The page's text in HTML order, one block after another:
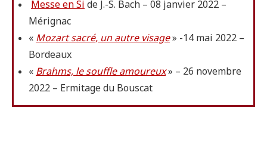
Messe en Si de J.-S. Bach – 08 janvier 2022 –
Mérignac
« Mozart sacré, un autre visage» -14 mai 2022 –
Bordeaux
« Brahms, le souffle amoureux» – 26 novembre
2022 – Ermitage du Bouscat